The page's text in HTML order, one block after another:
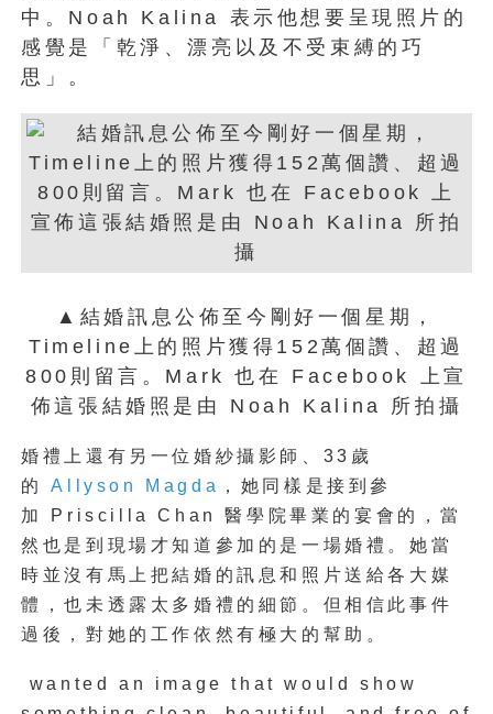
中。Noah Kalina 表示他想要呈現照片的
感覺是「乾淨、漂亮以及不受束縛的巧
思」。
▲結婚訊息公佈至今剛好一個星期，
Timeline上的照片獲得152萬個讚、超過
800則留言。Mark 也在 Facebook 上宣
佈這張結婚照是由 Noah Kalina 所拍攝
婚禮上還有另一位婚紗攝影師、33歲
的
Allyson Magda
，她同樣是接到參
加 Priscilla Chan 醫學院畢業的宴會的，當
然也是到現場才知道參加的是一場婚禮 。她當
時並沒有馬上把結婚的訊息和照片送給各大媒
體，也未透露太多婚禮的細節。但相信此事件
過後，對她的工作依然有極大的幫助。
wanted an image that would show